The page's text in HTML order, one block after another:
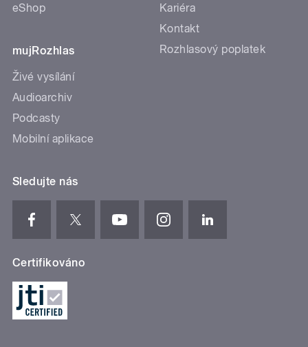
eShop
mujRozhlas
Živé vysílání
Audioarchiv
Podcasty
Mobilní aplikace
Kariéra
Kontakt
Rozhlasový poplatek
Sledujte nás
Certifikováno